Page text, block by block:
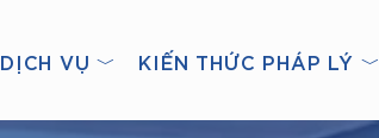
DỊCH VỤ ﹀ KIẾN THỨC PHÁP LÝ ﹀